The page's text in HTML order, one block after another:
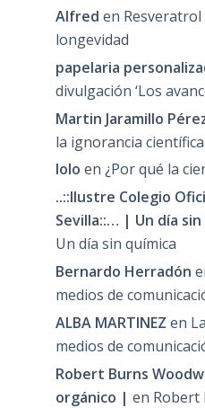
Alfred en Resveratrol
longevidad
papelaria
divulgación ‘Los
Martin Jaramillo
la ignorancia científica
lolo en ¿Por qué la
..::Ilustre Colegio
Sevilla::… | Un día
Un día sin química
Bernardo Herradón
medios de
ALBA MARTINEZ en
medios de
Robert Burns
orgánico | en Robert